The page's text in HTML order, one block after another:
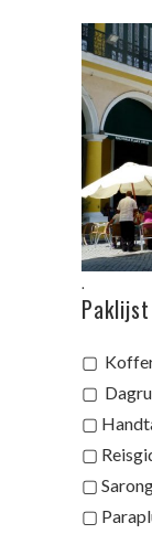
.
▢ Koffer
▢
▢
▢
▢
▢